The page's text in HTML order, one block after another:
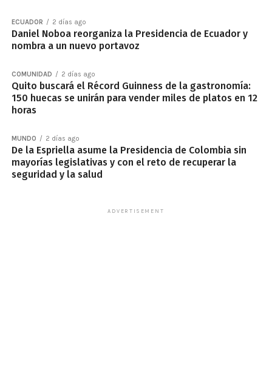
ECUADOR 2 días ago
Daniel Noboa reorganiza la Presidencia de Ecuador y
nombra a un nuevo portavoz
COMUNIDAD 2 días ago
Quito buscará el Récord Guinness de la gastronomía:
150 huecas se unirán para vender miles de platos en 12
horas
MUNDO 2 días ago
De la Espriella asume la Presidencia de Colombia sin
mayorías legislativas y con el reto de recuperar la
seguridad y la salud
ADVERTISEMENT